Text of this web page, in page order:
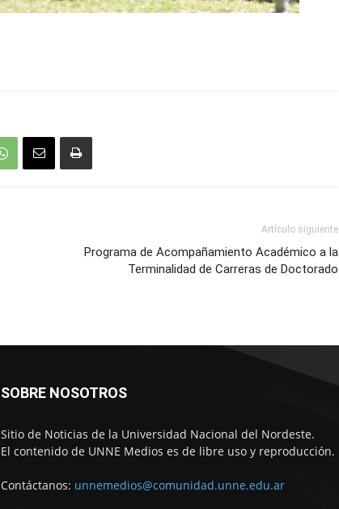
Artículo siguiente
Programa de Acompañamiento Académico a la
Terminalidad de Carreras de Doctorado
SOBRE NOSOTROS
Sitio de Noticias de la Universidad Nacional del Nordeste.
El contenido de UNNE Medios es de libre uso y reproducción.
Contáctanos: unnemedios@comunidad.unne.edu.ar